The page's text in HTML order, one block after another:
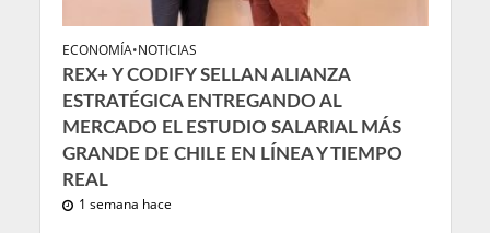
ECONOMÍA•NOTICIAS
REX+ Y CODIFY SELLAN ALIANZA
ESTRATÉGICA ENTREGANDO AL
MERCADO EL ESTUDIO SALARIAL MÁS
GRANDE DE CHILE EN LÍNEA Y TIEMPO
REAL
1 semana hace